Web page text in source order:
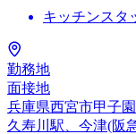
キッチンスタ
勤務地
面接地
兵庫県西宮市甲子
久寿川駅、今津(阪